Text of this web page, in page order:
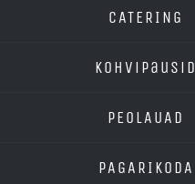
CATERING
Kohvipausid
PEOLAUAD
PAGARIKODA